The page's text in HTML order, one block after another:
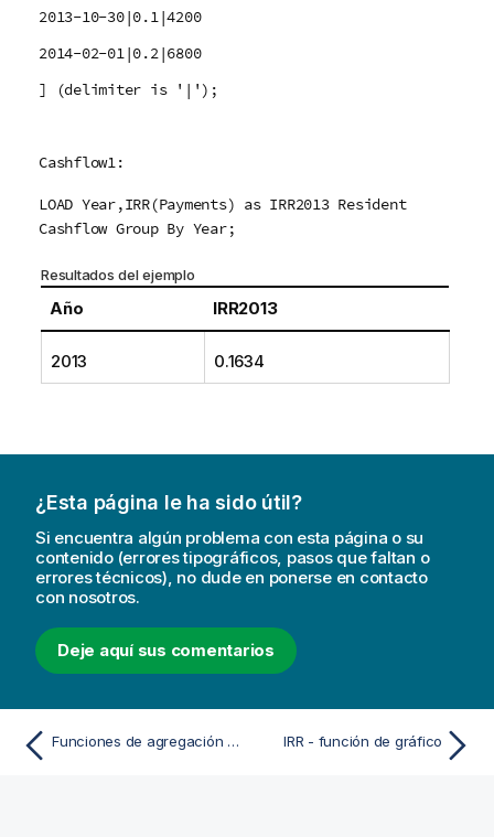
2013-10-30|0.1|4200
2014-02-01|0.2|6800
] (delimiter is '|');
Cashflow1:
LOAD Year,IRR(Payments) as IRR2013 Resident
Cashflow Group By Year;
Resultados del ejemplo
Año IRR2013
2013 0.1634
¿Esta página le ha sido útil?
Si encuentra algún problema con esta página o su
contenido (errores tipográficos, pasos que faltan o
errores técnicos), no dude en ponerse en contacto
con nosotros.
Deje aquí sus comentarios
Funciones de agregación financiera IRR - función de gráfico